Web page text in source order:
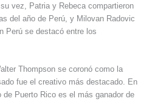
vez, Patria y Rebeca compartieron
del año de Perú, y Milovan Radovic
Perú se destacó entre los
Thompson se coronó como la
fue el creativo más destacado. En
Puerto Rico es el más ganador de